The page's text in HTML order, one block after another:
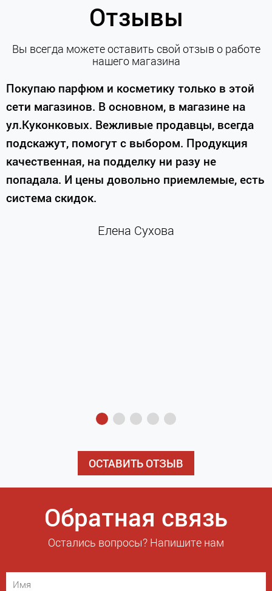
Отзывы
Вы всегда можете оставить свой отзыв о работе
нашего магазина
Покупаю парфюм и косметику только в этой
сети магазинов. В основном, в магазине на
ул.Куконковых. Вежливые продавцы, всегда
подскажут, помогут с выбором. Продукция
качественная, на подделку ни разу не
попадала. И цены довольно приемлемые, есть
система скидок.
Елена Сухова
ОСТАВИТЬ ОТЗЫВ
Обратная связь
Остались вопросы? Напишите нам